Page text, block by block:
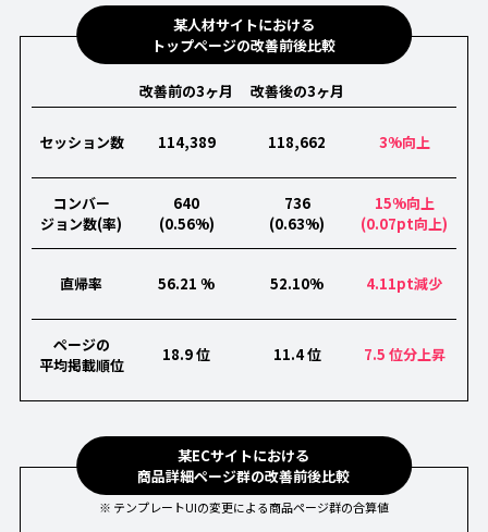
某人材サイトにおける
トップページの改善前後比較
改善前の3ヶ月 改善後の3ヶ月
セッション数 114,389 118,662 3%向上
コンバー
ジョン数(率)
640
(0.56%)
736
(0.63%)
15%向上
(0.07pt向上)
直帰率 56.21 % 52.10% 4.11pt減少
ページの
平均掲載順位
18.9 位 11.4 位 7.5 位分上昇
某ECサイトにおける
商品詳細ページ群の改善前後比較
※ テンプレートUIの変更による商品ページ群の合算値